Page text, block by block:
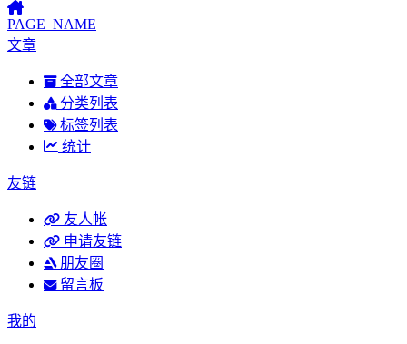
PAGE_NAME
文章
全部文章
分类列表
标签列表
统计
友链
友人帐
申请友链
朋友圈
留言板
我的